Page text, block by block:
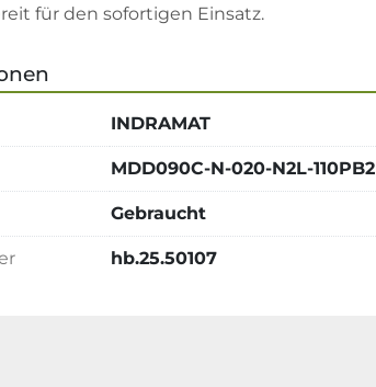
für den sofortigen Einsatz.
INDRAMAT
MDD090C-N-020-N2L-110PB2
Gebraucht
hb.25.50107